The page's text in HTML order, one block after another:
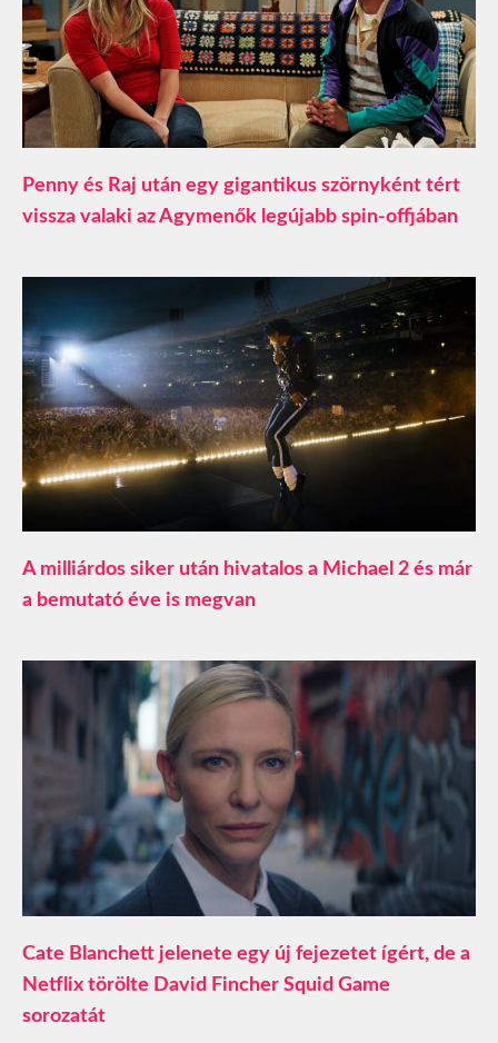
Penny és Raj után egy gigantikus szörnyként tért
vissza valaki az Agymenők legújabb spin-offjában
A milliárdos siker után hivatalos a Michael 2 és már
a bemutató éve is megvan
Cate Blanchett jelenete egy új fejezetet ígért, de a
Netflix törölte David Fincher Squid Game
sorozatát